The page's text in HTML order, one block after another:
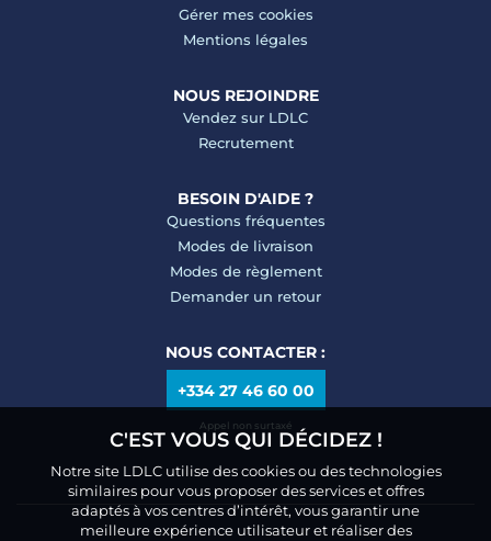
Gérer mes cookies
Mentions légales
NOUS REJOINDRE
Vendez sur LDLC
Recrutement
BESOIN D'AIDE ?
Questions fréquentes
Modes de livraison
Modes de règlement
Demander un retour
NOUS CONTACTER :
+334 27 46 60 00
Appel non surtaxé
C'EST VOUS QUI DÉCIDEZ !
Notre site LDLC utilise des cookies ou des technologies
similaires pour vous proposer des services et offres
adaptés à vos centres d’intérêt, vous garantir une
meilleure expérience utilisateur et réaliser des